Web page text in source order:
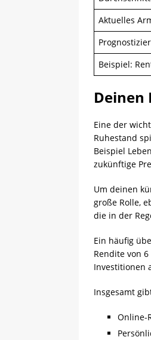
Aktuelles
Beispiel:
Deinen
Eine der
Ruhestand
Beispiel
zukünftige
Um deinen
große Rolle,
die in der
Ein häufig
Rendite von
Investitionen
Insgesamt
Online-